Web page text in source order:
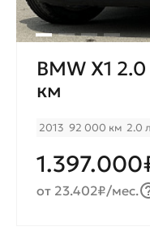
BMW X1
км
2013 92 000 км 2.0
от 23.402₽/мес.